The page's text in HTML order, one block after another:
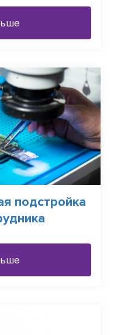
подстройка